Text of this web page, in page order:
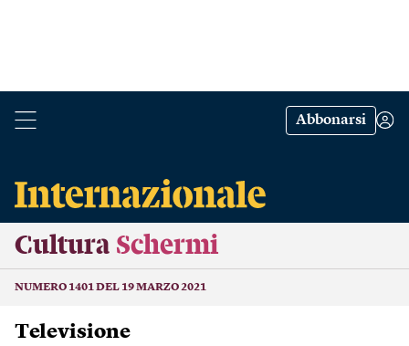
Abbonarsi
Cultura Schermi
NUMERO 1401 DEL 19 MARZO 2021
Televisione